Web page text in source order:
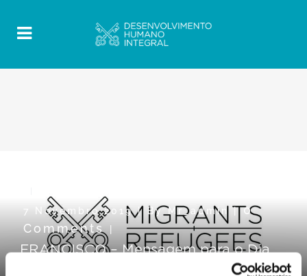
7 Novembro 2019| ByMr_admin | 0
Comments |
FRANCISCO – Mensagem para o Dia
Mundial do Migrante e do Refugiado